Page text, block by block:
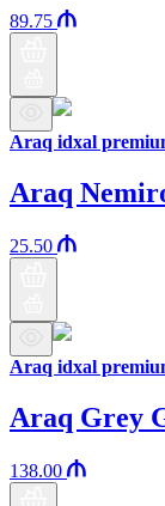
89.75
Araq idxal
Araq
25.50
Araq idxal
Araq Grey
138.00